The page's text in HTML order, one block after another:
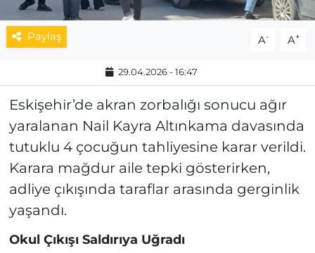
Paylaş A- A+
29.04.2026 - 16:47
Eskişehir’de akran zorbalığı sonucu ağır
yaralanan Nail Kayra Altınkama davasında
tutuklu 4 çocuğun tahliyesine karar verildi.
Karara mağdur aile tepki gösterirken,
adliye çıkışında taraflar arasında gerginlik
yaşandı.
Okul Çıkışı Saldırıya Uğradı